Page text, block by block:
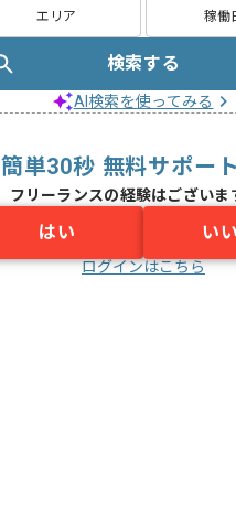
エリア 稼働
検索する
AI検索を使ってみる
簡単30秒 無料サポー
フリーランスの経験はございま
はい い
ログインはこちら